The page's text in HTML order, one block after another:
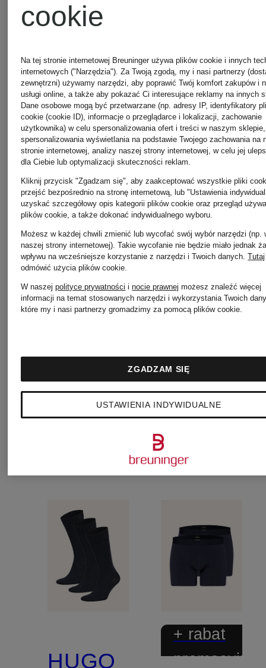
+ rabat
promocyjny
Mix &
Match
BOSS
Boxerki
HOUSEOFBOSS
95 zł
Najniższa cena:
Cena regularna:
139 zł
BOSS
Skarpety,
3 pary
95 zł
HUGO
+ rabat
promocyjny
cookie
Na tej stronie internetowej Breuninger używa plików cookie i innych
internetowych ("Narzędzia"). Za Twoją zgodą, my i nasi partnerzy
zewnętrzni) używamy narzędzi, aby poprawić Twój komfort zakupów i
usługi online, a także aby pokazać Ci interesujące reklamy na innych
Dane osobowe mogą być przetwarzane (np. adresy IP, identyfikatory
cookie (cookie ID), informacje o przeglądarce i lokalizacji, zachowanie
użytkownika) w celu spersonalizowania ofert i treści w naszym sklepie,
spersonalizowania wyświetlania na podstawie Twojego zachowania na
stronie internetowej, analizy naszej strony internetowej, w celu jej
dla Ciebie lub optymalizacji skuteczności reklam.
Kliknij przycisk "Zgadzam się", aby zaakceptować wszystkie pliki
przejść bezpośrednio na stronę internetową, lub "Ustawienia
uzyskać szczegółowy opis kategorii plików cookie oraz przegląd
plików cookie, a także dokonać indywidualnego wyboru.
Możesz w każdej chwili zmienić lub wycofać swój wybór narzędzi (np.
naszej strony internetowej). Takie wycofanie nie będzie miało jednak
wpływu na wcześniejsze korzystanie z narzędzi i Twoich danych.Tutaj
odmówić użycia plików cookie.
W naszejpolityce prywatności inocie prawnej możesz znaleźć więcej
informacji na temat stosowanych narzędzi i wykorzystania Twoich
które my i nasi partnerzy gromadzimy za pomocą plików cookie.
USTAWIENIA INDYWIDUALNE
ZGADZAM SIĘ